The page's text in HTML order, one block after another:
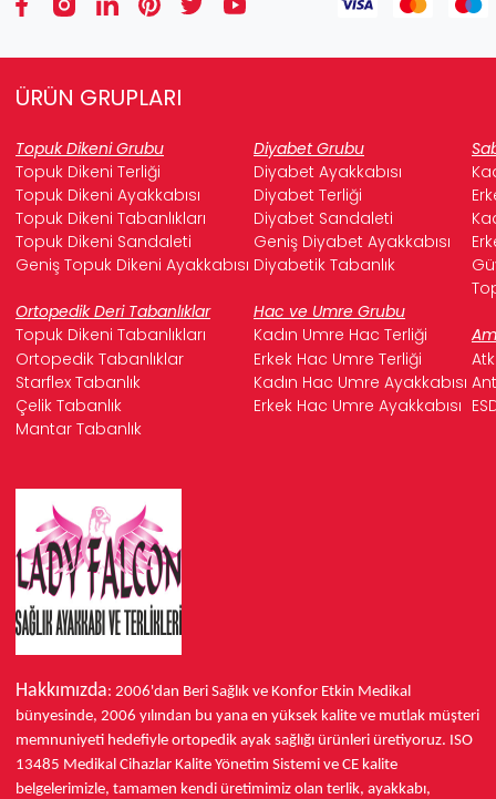
ÜRÜN GRUPLARI
Topuk Dikeni Grubu Diyabet Grubu
Topuk Dikeni Terliği
Diyabet Ayakkabısı
Topuk Dikeni Ayakkabısı
Diyabet Terliği
Topuk Dikeni Tabanlıkları
Diyabet Sandaleti
Topuk Dikeni Sandaleti
Geniş Diyabet Ayakkabısı
Geniş Topuk Dikeni Ayakkabısı Diyabetik Tabanlık
Ortopedik Deri Tabanlıklar
Hac ve Umre Grubu
Topuk Dikeni Tabanlıkları
Kadın Umre Hac Terliği
Ortopedik Tabanlıklar
Erkek Hac Umre Terliği
Starflex Tabanlık
Kadın Hac Umre Ayakkabısı
Çelik Tabanlık
Erkek Hac Umre Ayakkabısı
Mantar Tabanlık
Hakkımızda: 2006'dan Beri Sağlık ve Konfor Etkin Medikal
bünyesinde, 2006 yılından bu yana en yüksek kalite ve mutlak müşteri
memnuniyeti hedefiyle ortopedik ayak sağlığı ürünleri üretiyoruz. ISO
13485 Medikal Cihazlar Kalite Yönetim Sistemi ve CE kalite
belgelerimizle, tamamen kendi üretimimiz olan terlik, ayakkabı,